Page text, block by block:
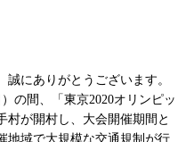
にありがとうございます。
の間、「東京2020オリンピッ
村が開村し、大会開催期間と
地域で大規模な交通規制が行